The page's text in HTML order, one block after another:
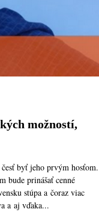
možností,
byť jeho prvým hosťom.
bude prinášať cenné
stúpa a čoraz viac
a aj vďaka...